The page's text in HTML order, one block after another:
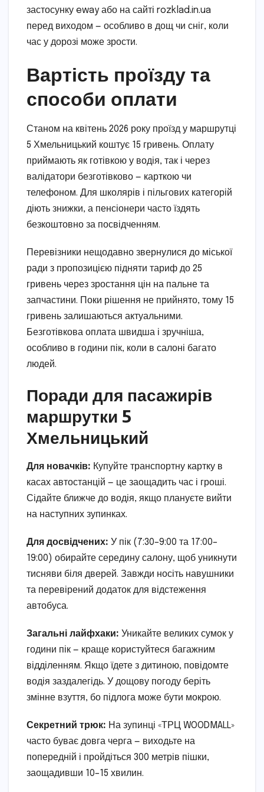
застосунку eway або на сайті rozklad.in.ua
перед виходом — особливо в дощ чи сніг, коли
час у дорозі може зрости.
Вартість проїзду та
способи оплати
Станом на квітень 2026 року проїзд у маршрутці
5 Хмельницький коштує 15 гривень. Оплату
приймають як готівкою у водія, так і через
валідатори безготівково — карткою чи
телефоном. Для школярів і пільгових категорій
діють знижки, а пенсіонери часто їздять
безкоштовно за посвідченням.
Перевізники нещодавно звернулися до міської
ради з пропозицією підняти тариф до 25
гривень через зростання цін на пальне та
запчастини. Поки рішення не прийнято, тому 15
гривень залишаються актуальними.
Безготівкова оплата швидша і зручніша,
особливо в години пік, коли в салоні багато
людей.
Поради для пасажирів
маршрутки 5
Хмельницький
Для новачків: Купуйте транспортну картку в
касах автостанцій — це заощадить час і гроші.
Сідайте ближче до водія, якщо плануєте вийти
на наступних зупинках.
Для досвідчених: У пік (7:30–9:00 та 17:00–
19:00) обирайте середину салону, щоб уникнути
тисняви біля дверей. Завжди носіть навушники
та перевірений додаток для відстеження
автобуса.
Загальні лайфхаки: Уникайте великих сумок у
години пік — краще користуйтеся багажним
відділенням. Якщо їдете з дитиною, повідомте
водія заздалегідь. У дощову погоду беріть
змінне взуття, бо підлога може бути мокрою.
Секретний трюк: На зупинці «ТРЦ WOODMALL»
часто буває довга черга — виходьте на
попередній і пройдіться 300 метрів пішки,
заощадивши 10–15 хвилин.